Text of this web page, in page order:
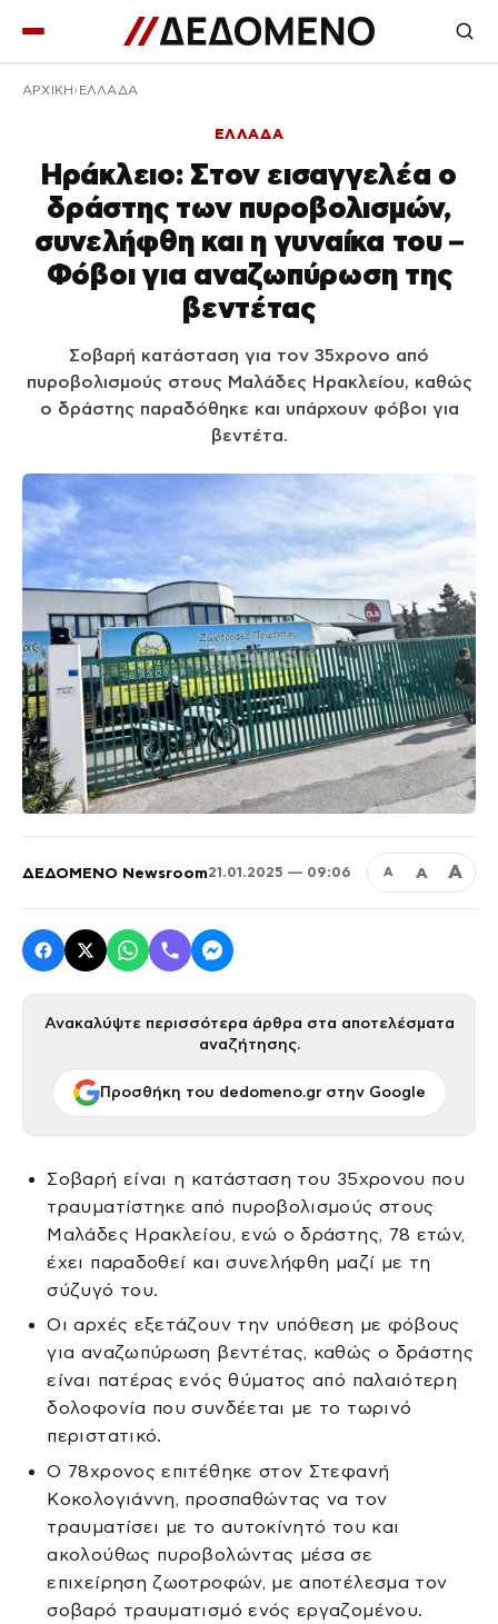
ΑΡΧΙΚΉ ΕΛΛΑΔΑ
ΕΛΛΑΔΑ
Ηράκλειο: Στον εισαγγελέα ο
δράστης των πυροβολισμών,
συνελήφθη και η γυναίκα του –
Φόβοι για αναζωπύρωση της
βεντέτας
Σοβαρή κατάσταση για τον 35χρονο από
πυροβολισμούς στους Μαλάδες Ηρακλείου, καθώς
ο δράστης παραδόθηκε και υπάρχουν φόβοι για
βεντέτα.
ΔΕΔΟΜΕΝΟ Newsroom21.01.2025 — 09:06 Α Α Α
Ανακαλύψτε περισσότερα άρθρα στα αποτελέσματα
αναζήτησης.
Προσθήκη του dedomeno.gr στην Google
Σοβαρή είναι η κατάσταση του 35χρονου που
τραυματίστηκε από πυροβολισμούς στους
Μαλάδες Ηρακλείου, ενώ ο δράστης, 78 ετών,
έχει παραδοθεί και συνελήφθη μαζί με τη
σύζυγό του.
Οι αρχές εξετάζουν την υπόθεση με φόβους
για αναζωπύρωση βεντέτας, καθώς ο δράστης
είναι πατέρας ενός θύματος από παλαιότερη
δολοφονία που συνδέεται με το τωρινό
περιστατικό.
Ο 78χρονος επιτέθηκε στον Στεφανή
Κοκολογιάννη, προσπαθώντας να τον
τραυματίσει με το αυτοκίνητό του και
ακολούθως πυροβολώντας μέσα σε
επιχείρηση ζωοτροφών, με αποτέλεσμα τον
σοβαρό τραυματισμό ενός εργαζομένου.